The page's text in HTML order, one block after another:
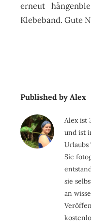
erneut
Klebeband. Gute
Published by Alex
Alex ist
und ist
Sie
sie
an